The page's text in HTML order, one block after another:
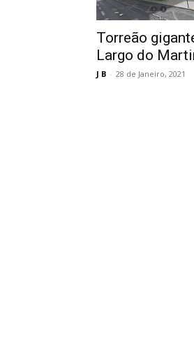
Torreão
Largo do
J B - 28 de Janeiro, 2021